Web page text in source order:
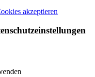
akzeptieren